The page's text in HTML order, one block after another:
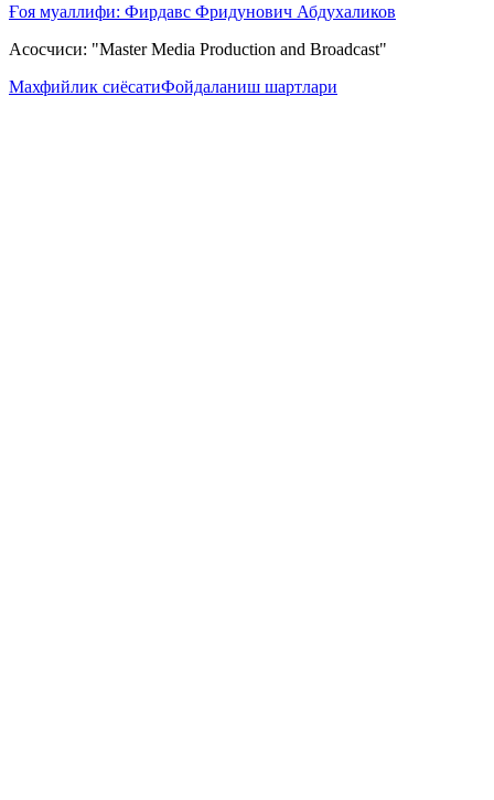
Ғоя муаллифи: Фирдавс Фридунович Абдухаликов
Асосчиси: "Master Media Production and Broadcast"
Махфийлик сиёсатиФойдаланиш шартлари